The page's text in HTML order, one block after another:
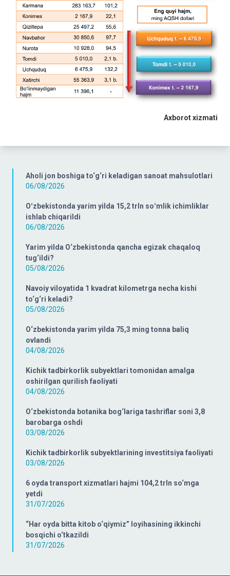
Aholi jon boshiga to‘g‘ri keladigan sanoat mahsulotlari
06/08/2026
Oʻzbekistonda yarim yilda 15,2 trln soʻmlik ichimliklar
ishlab chiqarildi
06/08/2026
Yarim yilda O‘zbekistonda qancha egizak chaqaloq
tug‘ildi?
05/08/2026
Navoiy viloyatida 1 kvadrat kilometrga necha kishi
to‘g‘ri keladi?
05/08/2026
O‘zbekistonda yarim yilda 75,3 ming tonna baliq
ovlandi
04/08/2026
Kichik tadbirkorlik subyektlari tomonidan amalga
oshirilgan qurilish faoliyati
04/08/2026
O‘zbekistonda botanika bog‘lariga tashriflar soni 3,8
barobarga oshdi
03/08/2026
Kichik tadbirkorlik subyektlarining investitsiya faoliyati
03/08/2026
6 oyda transport xizmatlari hajmi 104,2 trln so‘mga
yetdi
31/07/2026
“Har oyda bitta kitob o‘qiymiz” loyihasining ikkinchi
bosqichi o‘tkazildi
31/07/2026
Axborot xizmati